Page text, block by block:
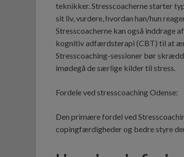
teknikker. Stresscoacherne starter
sit liv, vurdere, hvordan han/hun
Stresscoacherne kan også inddrage
kognitiv adfærdsterapi (CBT) til at
Stresscoaching-sessioner bør
imødegå de særlige kilder til stress.
Fordele ved stresscoaching Odense:
Den primære fordel ved
copingfærdigheder og bedre styre